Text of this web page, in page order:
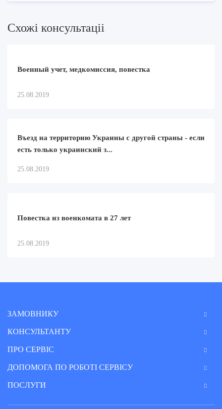
Схожi консультацii
Военный учет, медкомиссия, повестка
25.08.2019
Въезд на территорию Украины с другой страны - если
есть только украинский з...
25.08.2019
Повестка из военкомата в 27 лет
25.08.2019
ЗАМОВНИКУ
КОНСУЛЬТАНТУ
ПРО СЕРВІС
ДОПОМОГА ПО РОБОТІ СЕРВІСУ
ПОСЛУГИ